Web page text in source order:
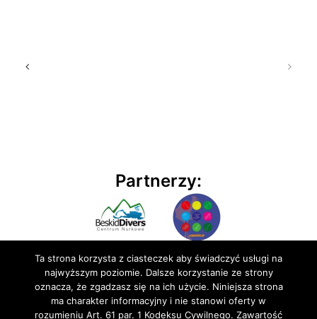
Partnerzy:
Ta strona korzysta z ciasteczek aby świadczyć usługi na
najwyższym poziomie. Dalsze korzystanie ze strony
oznacza, że zgadzasz się na ich użycie. Niniejsza strona
ma charakter informacyjny i nie stanowi oferty w
rozumieniu Art. 61 par. 1 Kodeksu Cywilnego. Zawartość